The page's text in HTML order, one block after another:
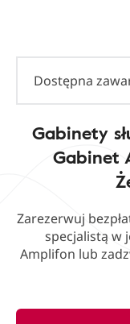
Dostępna
Gabinety
Gabinet
Zarezerwuj
specjalistą w
Amplifon lub